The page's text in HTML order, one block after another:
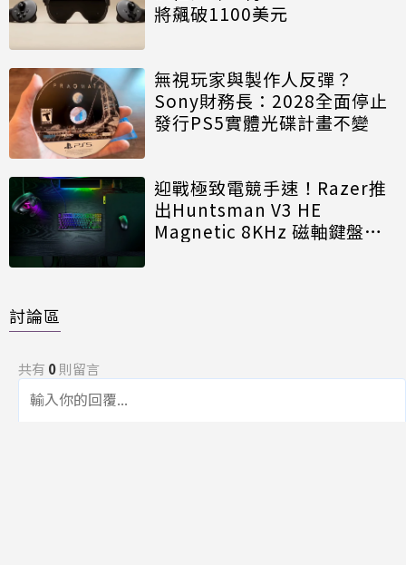
將飆破1100美元
無視玩家與製作人反彈？
Sony財務長：2028全面停止
發行PS5實體光碟計畫不變
迎戰極致電競手速！Razer推
出Huntsman V3 HE
Magnetic 8KHz 磁軸鍵盤效
討論區
共有 0則留言